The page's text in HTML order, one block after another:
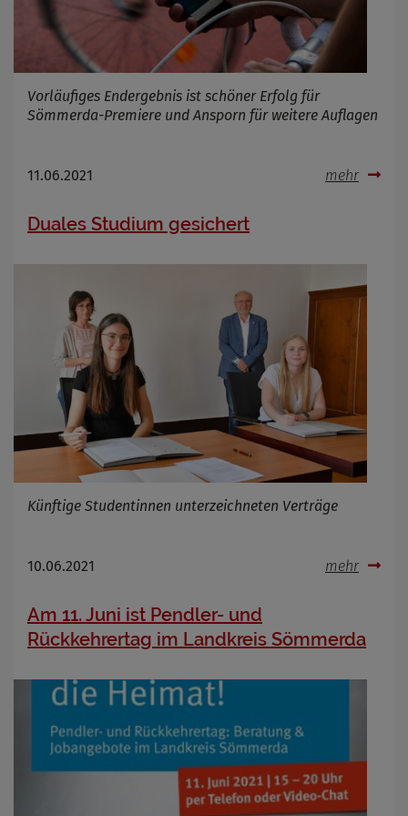
Vorläufiges Endergebnis ist schöner Erfolg für
Sömmerda-Premiere und Ansporn für weitere Auflagen
11.06.2021 mehr
Duales Studium gesichert
Künftige Studentinnen unterzeichneten Verträge
10.06.2021 mehr
Am 11. Juni ist Pendler- und
Rückkehrertag im Landkreis Sömmerda
OpenWeatherAPI gesetzt werden
Anbieter
Cookie Laufzeit
Infos schließen